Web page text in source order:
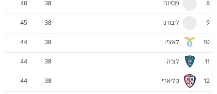
8 מסינה 38
48
9 ליבורנו 38
45
10 לאציו 38
44
11 לצ'ה 38
44
12 קליארי 38
44